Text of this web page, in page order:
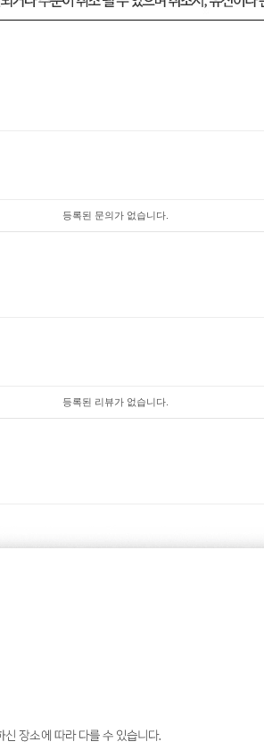
등록된 문의가 없습니다.
등록된 리뷰가 없습니다.